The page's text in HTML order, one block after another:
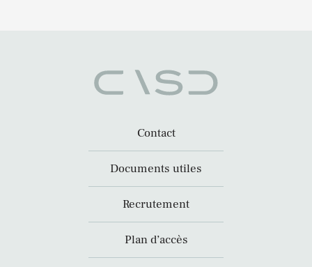
Contact
Documents utiles
Recrutement
Plan d’accès